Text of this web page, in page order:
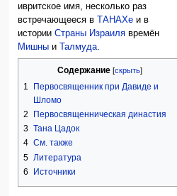
ивритское имя, несколько раз
встречающееся вТАНАХе и в
историиСтраны Израиля времён
Мишны иТалмуда
Содержание
1
Первосвященник при Давиде и
Шломо
2
Первосвященническая династия
3 Тана Цадок
4 См. также
5 Литература
6
Источники